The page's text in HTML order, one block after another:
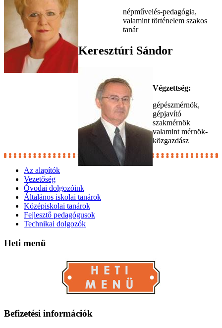
népművelés-pedagógia,
valamint történelem szakos
tanár
Keresztúri Sándor
Végzettség:
gépészmérnök,
gépjavító
szakmérnök
valamint mérnök-
közgazdász
Az alapítók
Vezetőség
Óvodai dolgozóink
Általános iskolai tanárok
Középiskolai tanárok
Fejlesztő pedagógusok
Technikai dolgozók
Heti menü
Befizetési információk